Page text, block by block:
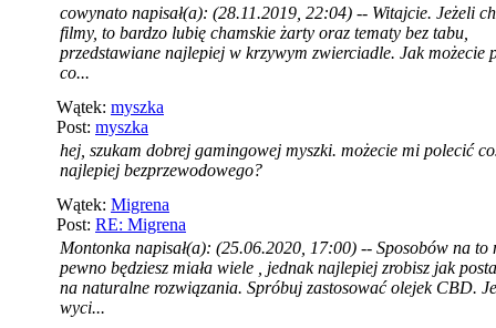
cowynato napisał(a): (28.11.2019, 22:04) -- Witajcie. Jeżeli
filmy, to bardzo lubię chamskie żarty oraz tematy bez tabu,
przedstawiane najlepiej w krzywym zwierciadle. Jak możecie
co...
Wątek: myszka
Post: myszka
hej, szukam dobrej gamingowej myszki. możecie mi polecić
najlepiej bezprzewodowego?
Wątek: Migrena
Post: RE: Migrena
Montonka napisał(a): (25.06.2020, 17:00) -- Sposobów na to
pewno będziesz miała wiele , jednak najlepiej zrobisz jak
na naturalne rozwiązania. Spróbuj zastosować olejek CBD.
wyci...